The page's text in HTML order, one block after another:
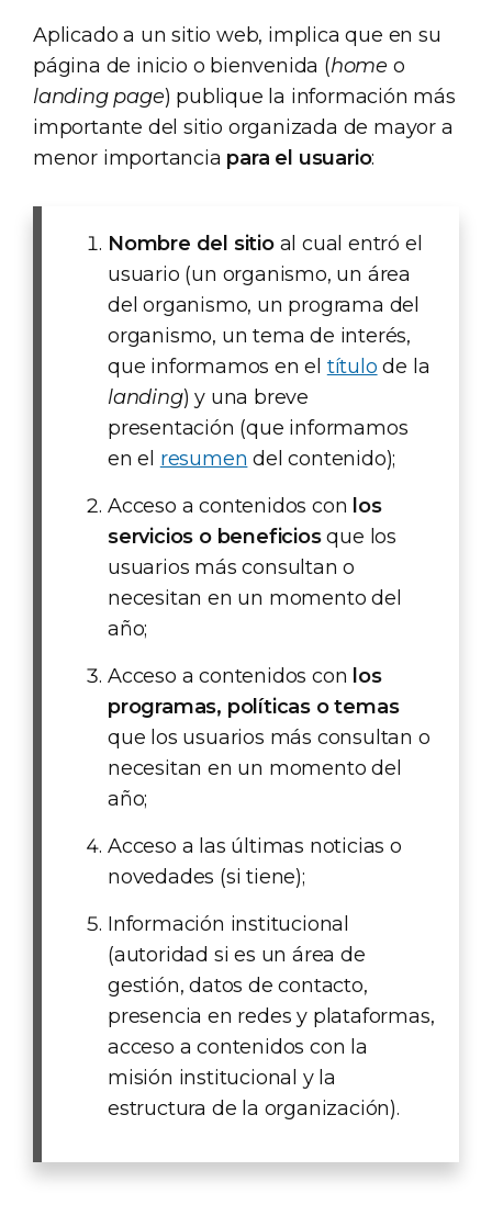
Aplicado a un sitio web, implica que en su
página de inicio o bienvenida (home o
landing page) publique la información más
importante del sitio organizada de mayor a
menor importancia para el usuario:
Nombre del sitioal cual entró el
usuario (un organismo, un área
del organismo, un programa del
organismo, un tema de interés,
que informamos en el título de la
landing) y una breve
presentación (que informamos
en el resumen del contenido);
Acceso a contenidos con los
servicios o beneficiosque los
usuarios más consultan o
necesitan en un momento del
año;
Acceso a contenidos con los
programas, políticas o temas
que los usuarios más consultan o
necesitan en un momento del
año;
Acceso a las últimas noticias o
novedades (si tiene);
Información institucional
(autoridad si es un área de
gestión, datos de contacto,
presencia en redes y plataformas,
acceso a contenidos con la
misión institucional y la
estructura de la organización).